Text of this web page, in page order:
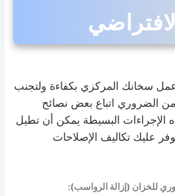
الافتراضي
سخانك المركزي بكفاءة ولتجنب
من الضروري اتباع بعض نصائح
الإجراءات البسيطة يمكن أن تطيل
عليك تكاليف الإصلاحات
للخزان (إزالة الرواسب):